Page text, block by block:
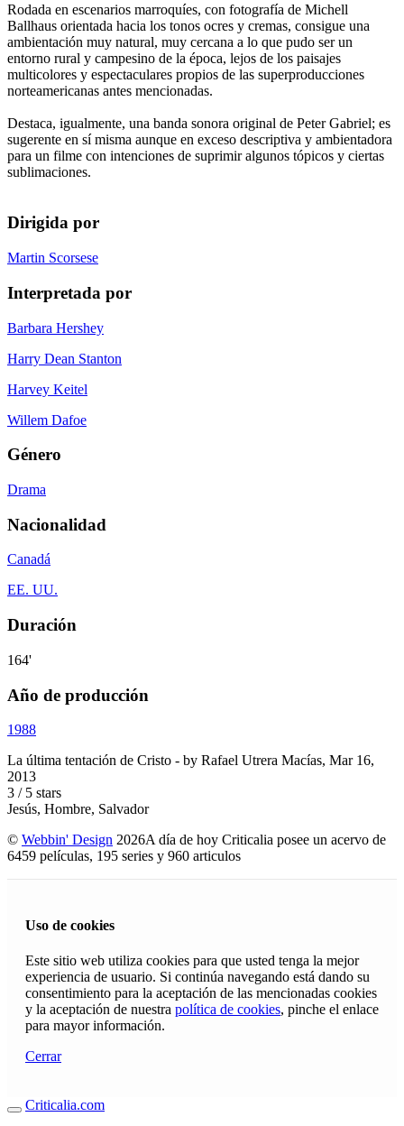
Rodada en escenarios marroquíes, con fotografía de Michell
Ballhaus orientada hacia los tonos ocres y cremas, consigue una
ambientación muy natural, muy cercana a lo que pudo ser un
entorno rural y campesino de la época, lejos de los paisajes
multicolores y espectaculares propios de las superproducciones
norteamericanas antes mencionadas.
Destaca, igualmente, una banda sonora original de Peter Gabriel; es
sugerente en sí misma aunque en exceso descriptiva y ambientadora
para un filme con intenciones de suprimir algunos tópicos y ciertas
sublimaciones.
Dirigida por
Martin Scorsese
Interpretada por
Barbara Hershey
Harry Dean Stanton
Harvey Keitel
Willem Dafoe
Género
Drama
Nacionalidad
Canadá
EE. UU.
Duración
164'
Año de producción
1988
La última tentación de Cristo - by Rafael Utrera Macías, Mar 16,
2013
3 / 5 stars
Jesús, Hombre, Salvador
© Webbin' Design 2026A día de hoy Criticalia posee un acervo de
6459 películas, 195 series y 960 articulos
Uso de cookies
Este sitio web utiliza cookies para que usted tenga la mejor
experiencia de usuario. Si continúa navegando está dando su
consentimiento para la aceptación de las mencionadas cookies
y la aceptación de nuestra política de cookies, pinche el enlace
para mayor información.
Cerrar
Criticalia.com